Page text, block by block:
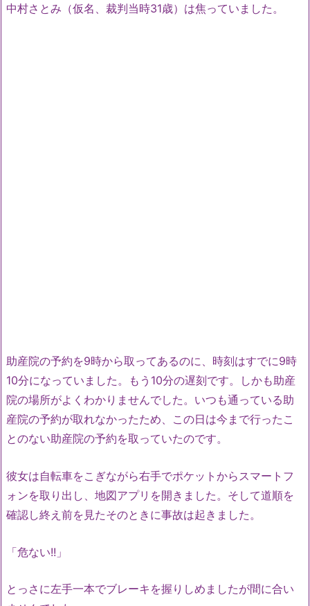
中村さとみ（仮名、裁判当時31歳）は焦っていました。
助産院の予約を9時から取ってあるのに、時刻はすでに9時
10分になっていました。もう10分の遅刻です。しかも助産
院の場所がよくわかりませんでした。いつも通っている助
産院の予約が取れなかったため、この日は今まで行ったこ
とのない助産院の予約を取っていたのです。
彼女は自転車をこぎながら右手でポケットからスマートフ
ォンを取り出し、地図アプリを開きました。そして道順を
確認し終え前を見たそのときに事故は起きました。
「危ない!!」
とっさに左手一本でブレーキを握りしめましたが間に合い